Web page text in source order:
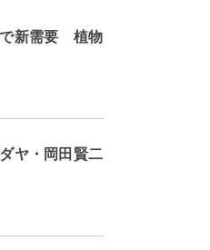
で新需要 植物
ヤ・岡田賢二